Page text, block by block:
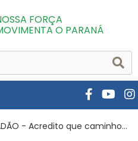
FORÇA
O PARANÁ
que caminhoneiros não vão fazer paralisação, afirma Bolsonaro